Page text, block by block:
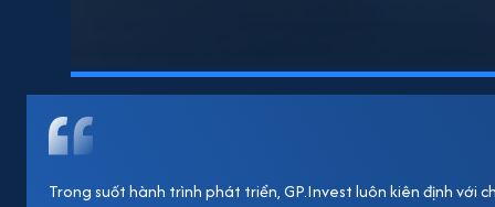
Trong suốt hành trình phát triển, GP.Invest luôn kiên định với